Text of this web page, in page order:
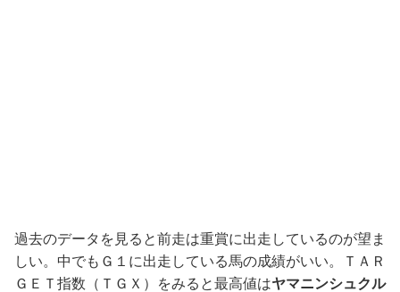
過去のデータを見ると前走は重賞に出走しているのが望ま
しい。中でもＧ１に出走している馬の成績がいい。ＴＡＲ
ＧＥＴ指数（ＴＧＸ）をみると最高値はヤマニンシュクル